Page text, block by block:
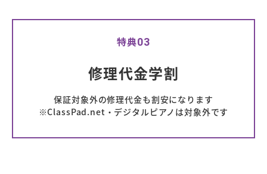
特典03
修理代金学割
保証対象外の修理代金も割安になります
※ClassPad.net・デジタルピアノは対象外です